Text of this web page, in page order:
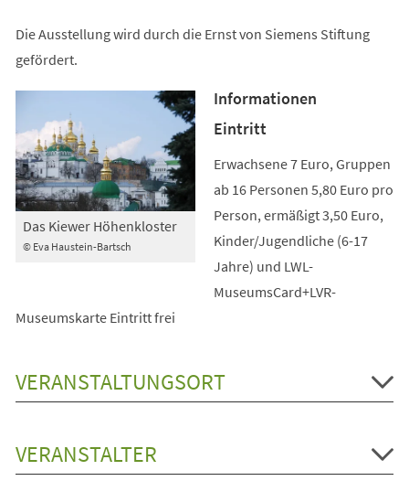
Die Ausstellung wird durch die Ernst von Siemens Stiftung
gefördert.
© Eva Haustein-Bartsch
Das Kiewer Höhenkloster
Informationen
Eintritt
Erwachsene 7 Euro, Gruppen
ab 16 Personen 5,80 Euro pro
Person, ermäßigt 3,50 Euro,
Kinder/Jugendliche (6-17
Jahre) und LWL-
MuseumsCard+LVR-
Museumskarte Eintritt frei
VERANSTALTUNGSORT
VERANSTALTER